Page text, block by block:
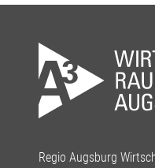
Regio Augsburg